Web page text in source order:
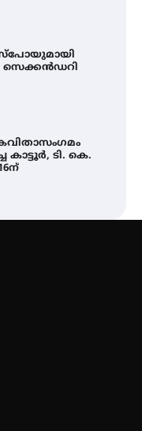
കാട്ടൂർ, ടി. കെ.